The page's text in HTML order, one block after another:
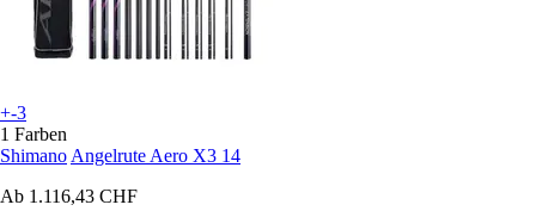
+-3
1 Farben
Shimano Angelrute Aero X3 14
Ab 1.116,43 CHF